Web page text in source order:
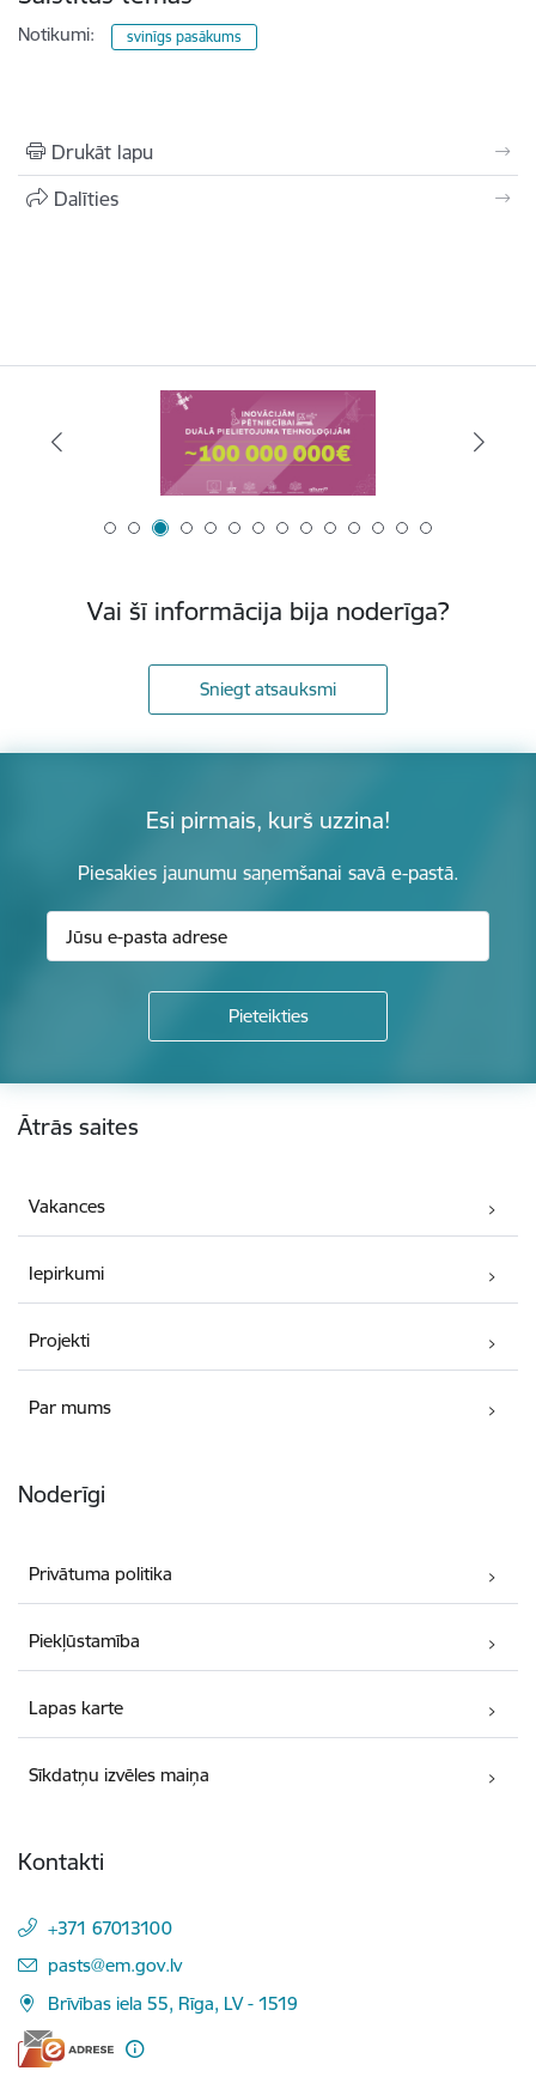
Notikumi: svinīgs pasākums
Drukāt lapu
Dalīties
Vai šī informācija bija noderīga?
Sniegt atsauksmi
Esi pirmais, kurš uzzina!
Piesakies jaunumu saņemšanai savā e-pastā.
Ātrās saites
Vakances
Iepirkumi
Projekti
Par mums
Noderīgi
Privātuma politika
Piekļūstamība
Lapas karte
Sīkdatņu izvēles maiņa
Kontakti
+371 67013100
E-pasts:
pasts@em.gov.lv
Brīvības iela 55, Rīga, LV - 1519